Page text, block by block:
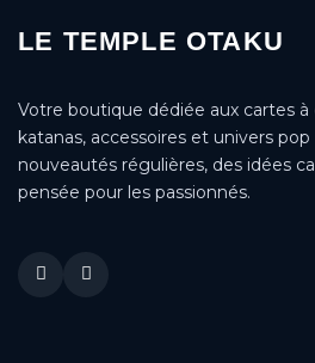
LE TEMPLE OTAKU
Votre boutique dédiée aux cartes
katanas, accessoires et univers
nouveautés régulières, des idées
pensée pour les passionnés.